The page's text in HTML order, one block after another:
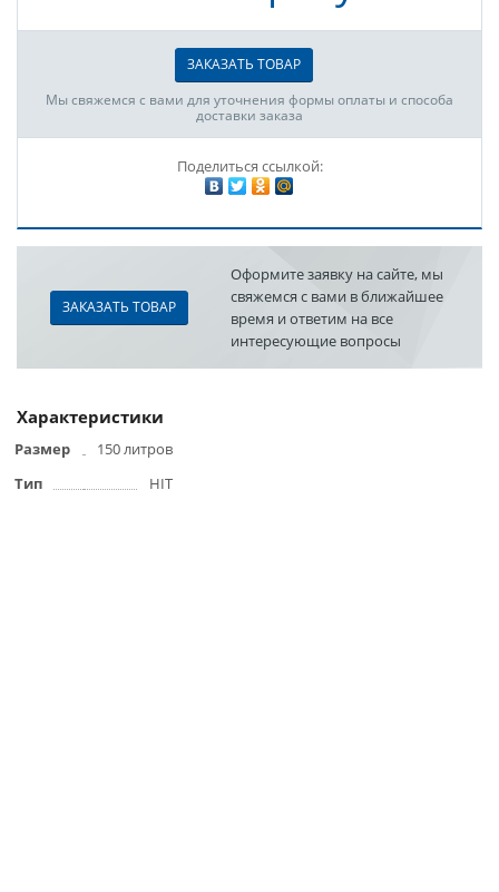
ЗАКАЗАТЬ ТОВАР
Мы свяжемся с вами для уточнения формы оплаты и способа
доставки заказа
Поделиться ссылкой:
ЗАКАЗАТЬ ТОВАР
Оформите заявку на сайте, мы
свяжемся с вами в ближайшее
время и ответим на все
интересующие вопросы
Характеристики
Размер
150 литров
Тип
HIT